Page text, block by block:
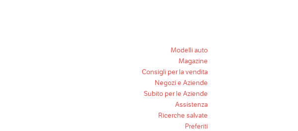
Modelli auto
Magazine
Consigli per la vendita
Negozi e Aziende
Subito per le Aziende
Assistenza
Ricerche salvate
Preferiti